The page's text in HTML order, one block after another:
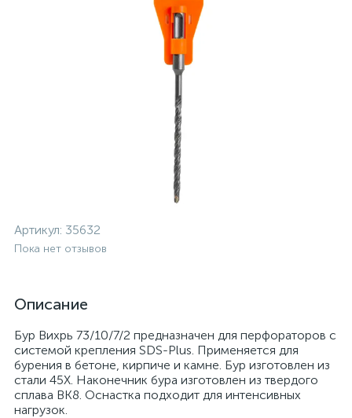
Артикул: 35632
Пока нет отзывов
Описание
Бур Вихрь 73/10/7/2 предназначен для перфораторов с
системой крепления SDS-Plus. Применяется для
бурения в бетоне, кирпиче и камне. Бур изготовлен из
стали 45Х. Наконечник бура изготовлен из твердого
сплава ВК8. Оснастка подходит для интенсивных
нагрузок.